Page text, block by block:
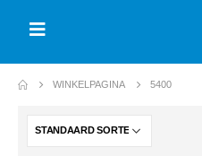
WINKELPAGINA 5400